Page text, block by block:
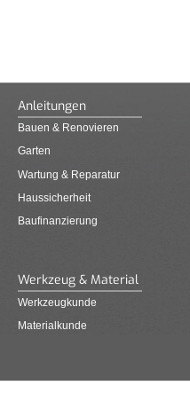
Anleitungen
Bauen & Renovieren
Garten
Wartung & Reparatur
Haussicherheit
Baufinanzierung
Werkzeug & Material
Werkzeugkunde
Materialkunde